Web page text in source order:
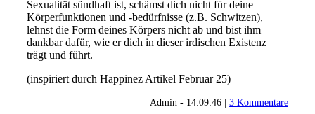
Sexualität sündhaft ist, schämst dich nicht für deine
Körperfunktionen und -bedürfnisse (z.B. Schwitzen),
lehnst die Form deines Körpers nicht ab und bist ihm
dankbar dafür, wie er dich in dieser irdischen Existenz
trägt und führt.
(inspiriert durch Happinez Artikel Februar 25)
Admin - 14:09:46 |3 Kommentare